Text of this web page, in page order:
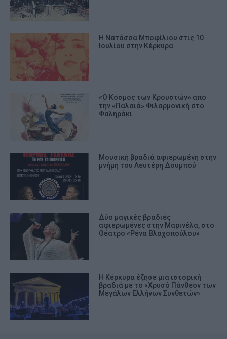
Η Νατάσσα Μποφίλιου στις 10
Ιουλίου στην Κέρκυρα
«Ο Κόσμος των Κρουστών» από
την «Παλαιά» Φιλαρμονική στο
Φαληράκι
Μουσική βραδιά αφιερωμένη στην
μνήμη του Λευτέρη Δουμπού
Δύο μαγικές βραδιές
αφιερωμένες στην Μαρινέλα, στο
Θέατρο «Ρένα Βλαχοπούλου»
Η Κέρκυρα έζησε μια ιστορική
βραδιά με το «Χρυσό Πάνθεον των
Μεγάλων Ελλήνων Συνθετών»